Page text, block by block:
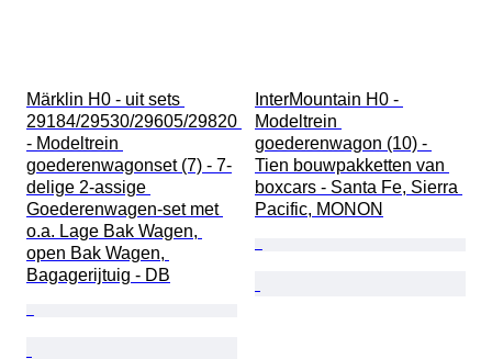
Märklin H0 - uit sets
29184/29530/29605/29820
- Modeltrein
goederenwagonset (7) - 7-
delige 2-assige
Goederenwagen-set met
o.a. Lage Bak Wagen,
open Bak Wagen,
Bagagerijtuig - DB
InterMountain H0 -
Modeltrein
goederenwagon (10) -
Tien bouwpakketten van
boxcars - Santa Fe, Sierra
Pacific, MONON